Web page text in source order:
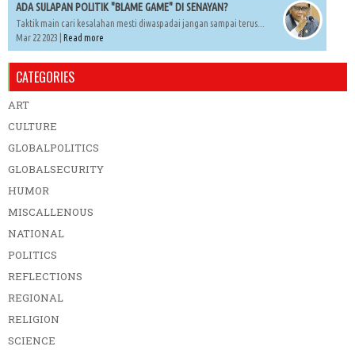
ADA SULAPAN POLITIK "BLAME GAME" DI SENAYAN?
Taktik main cari kesalahan mesti diwaspadai jangan sampai terus...
Mar 22 2023 | Read more
CATEGORIES
ART
CULTURE
GLOBALPOLITICS
GLOBALSECURITY
HUMOR
MISCALLENOUS
NATIONAL
POLITICS
REFLECTIONS
REGIONAL
RELIGION
SCIENCE